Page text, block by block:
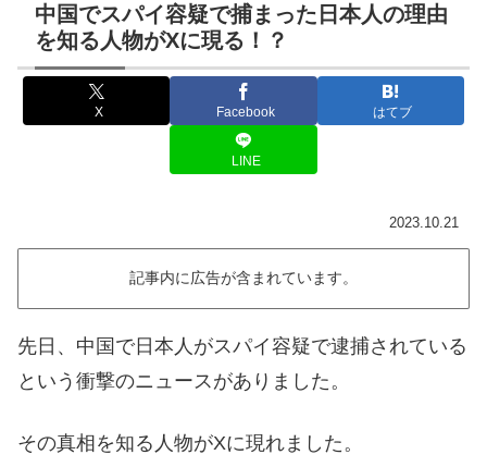
中国でスパイ容疑で捕まった日本人の理由
を知る人物がXに現る！？
X Facebook はてブ
LINE
2023.10.21
記事内に広告が含まれています。
先日、中国で日本人がスパイ容疑で逮捕されている
という衝撃のニュースがありました。
その真相を知る人物がXに現れました。